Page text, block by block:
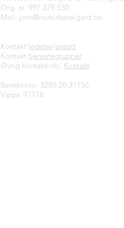
Org. nr. 997 279 530
Mail: jorn@norkirkenalgard.no
Kontakt ledelse/ansatt
Kontakt tjenestegrupper
Øvrig kontaktinfo: Kontakt
Bankkonto: 3280.20.31156
Vipps: 97718